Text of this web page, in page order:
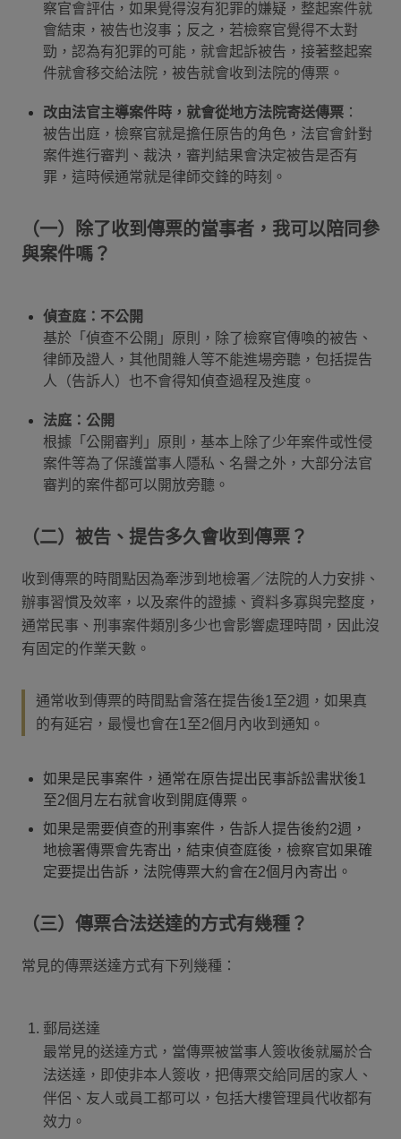
察官會評估，如果覺得沒有犯罪的嫌疑，整起案件就
會結束，被告也沒事；反之，若檢察官覺得不太對
勁，認為有犯罪的可能，就會起訴被告，接著整起案
件就會移交給法院，被告就會收到法院的傳票。
改由法官主導案件時，就會從地方法院寄送傳票 ：
被告出庭，檢察官就是擔任原告的角色，法官會針對
案件進行審判、裁決，審判結果會決定被告是否有
罪，這時候通常就是律師交鋒的時刻。
（一）除了收到傳票的當事者，我可以陪同參
與案件嗎？
偵查庭：不公開
基於「偵查不公開」原則，除了檢察官傳喚的被告、
律師及證人，其他閒雜人等不能進場旁聽，包括提告
人（告訴人）也不會得知偵查過程及進度。
法庭：公開
根據「公開審判」原則，基本上除了少年案件或性侵
案件等為了保護當事人隱私、名譽之外，大部分法官
審判的案件都可以開放旁聽。
（二）被告、提告多久會收到傳票？
收到傳票的時間點因為牽涉到地檢署／法院的人力安排、
辦事習慣及效率，以及案件的證據、資料多寡與完整度，
通常民事、刑事案件類別多少也會影響處理時間，因此沒
有固定的作業天數。
通常收到傳票的時間點會落在提告後1至2週，如果真
的有延宕，最慢也會在1至2個月內收到通知。
如果是民事案件，通常在原告提出民事訴訟書狀後1
至2個月左右就會收到開庭傳票。
如果是需要偵查的刑事案件，告訴人提告後約2週，
地檢署傳票會先寄出，結束偵查庭後，檢察官如果確
定要提出告訴，法院傳票大約會在2個月內寄出。
（三）傳票合法送達的方式有幾種？
常見的傳票送達方式有下列幾種：
郵局送達
最常見的送達方式，當傳票被當事人簽收後就屬於合
法送達，即使非本人簽收，把傳票交給同居的家人、
伴侶、友人或員工都可以，包括大樓管理員代收都有
效力。